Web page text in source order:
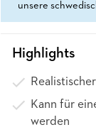
unsere
Highlights
Kann für
werden